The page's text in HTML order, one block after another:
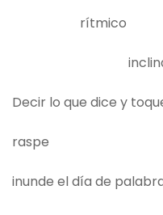
rítmico
Decir lo que dice y
raspe
inunde el día de